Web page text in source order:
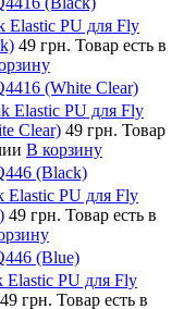
Elastic PU для Fly
49 грн. Товар есть в
(White Clear)
Elastic PU для Fly
Clear) 49 грн. Товар
В корзину
(Black)
Elastic PU для Fly
49 грн. Товар есть в
(Blue)
Elastic PU для Fly
49 грн. Товар есть в